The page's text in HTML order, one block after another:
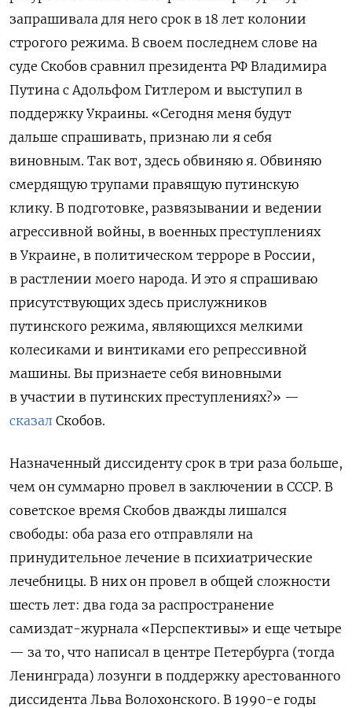
запрашивала для него срок в 18 лет колонии
строгого режима. В своем последнем слове на
суде Скобов сравнил президента РФ Владимира
Путина с Адольфом Гитлером и выступил в
поддержку Украины. «Сегодня меня будут
дальше спрашивать, признаю ли я себя
виновным. Так вот, здесь обвиняю я. Обвиняю
смердящую трупами правящую путинскую
клику. В подготовке, развязывании и ведении
агрессивной войны, в военных преступлениях
в Украине, в политическом терроре в России,
в растлении моего народа. И это я спрашиваю
присутствующих здесь прислужников
путинского режима, являющихся мелкими
колесиками и винтиками его репрессивной
машины. Вы признаете себя виновными
в участии в путинских преступлениях?» —
сказал Скобов.
Назначенный диссиденту срок в три раза больше,
чем он суммарно провел в заключении в СССР. В
советское время Скобов дважды лишался
свободы: оба раза его отправляли на
принудительное лечение в психиатрические
лечебницы. В них он провел в общей сложности
шесть лет: два года за распространение
самиздат-журнала «Перспективы» и еще четыре
— за то, что написал в центре Петербурга (тогда
Ленинграда) лозунги в поддержку арестованного
диссидента Льва Волохонского. В 1990-е годы